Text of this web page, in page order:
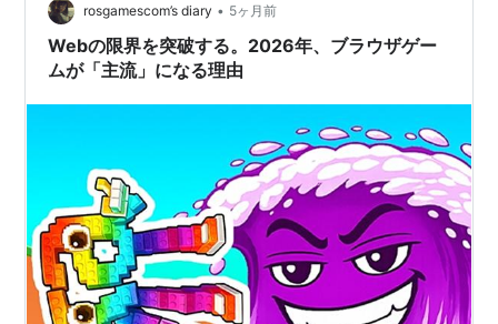
rosgamescom’s diary • 5ヶ月前
Webの限界を突破する。2026年、ブラウザゲー
ムが「主流」になる理由